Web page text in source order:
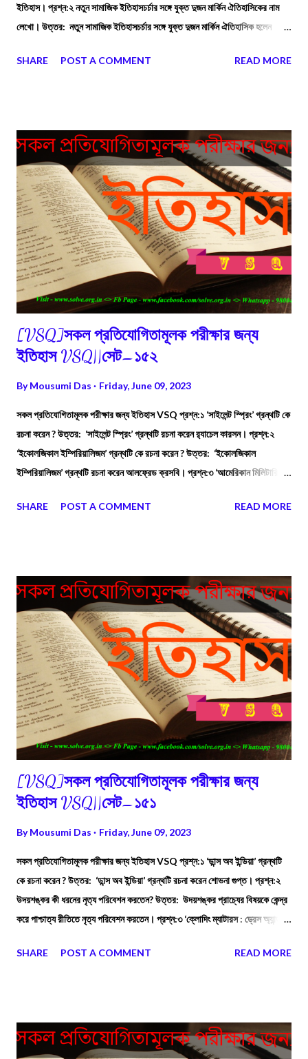
ইতিহাস। প্রশ্ন:২ নতুন সামাজিক ইতিহাসচর্চার সঙ্গে যুক্ত দুজন মার্কিন ঐতিহাসিকের নাম
লেখো। উত্তর: নতুন সামাজিক ইতিহাসচর্চার সঙ্গে যুক্ত দুজন মার্কিন ঐতিহাসিক হলেন
দেখার রীতি প্রচলিত ? উত্তর: নতুন সামাজিক ইতিহাসে নীচ থেকে ওপরের দিকে দেখার রীতি
SHARE POST A COMMENT READ MORE
[VSQ]সকল প্রতিযোগিতামূলক পরীক্ষার জন্য
ইতিহাস VSQ||সেট–১৫২
ByMousumi Das Friday, June 09, 2023
সকল প্রতিযোগিতামূলক পরীক্ষার জন্য ইতিহাস VSQ প্রশ্ন:১ ‘সাইলেন্ট স্প্রিং’ গ্রন্থটি কে
রচনা করেন ? উত্তর: ‘সাইলেন্ট স্প্রিং’ গ্রন্থটি রচনা করেন র‍্যাচেল কারসন। প্রশ্ন:২
‘ইকোলজিকাল ইম্পিরিয়ালিজম’ গ্রন্থটি কে রচনা করেন ? উত্তর: ‘ইকোলজিকাল
ইম্পিরিয়ালিজম’ গ্রন্থটি রচনা করেন আলফ্রেড ক্রসবি। প্রশ্ন:৩ ‘আমেরিকান মিলিটারি
করেন জন হোয়াইট ক্লে।
SHARE POST A COMMENT READ MORE
[VSQ]সকল প্রতিযোগিতামূলক পরীক্ষার জন্য
ইতিহাস VSQ||সেট–১৫১
ByMousumi Das Friday, June 09, 2023
সকল প্রতিযোগিতামূলক পরীক্ষার জন্য ইতিহাস VSQ প্রশ্ন:১ ‘ডান্স অব ইন্ডিয়া’ গ্রন্থটি
কে রচনা করেন ? উত্তর: ‘ডান্স অব ইন্ডিয়া’ গ্রন্থটি রচনা করেন শোভনা গুপ্ত। প্রশ্ন:২
উদয়শঙ্কর কী ধরনের নৃত্য পরিবেশন করতেন? উত্তর: উদয়শঙ্কর প্রাচ্যের বিষয়কে কেন্দ্র
করে পাশ্চাত্য রীতিতে নৃত্য পরিবেশন করতেন। প্রশ্ন:৩ ‘ক্লোদিং ম্যাটারস : ড্রেস অ্যান্ড
আইডেনটিটি ইন ইন্ডিয়া’ বইটি রচনা করেন এম্মা টারলো।
SHARE POST A COMMENT READ MORE